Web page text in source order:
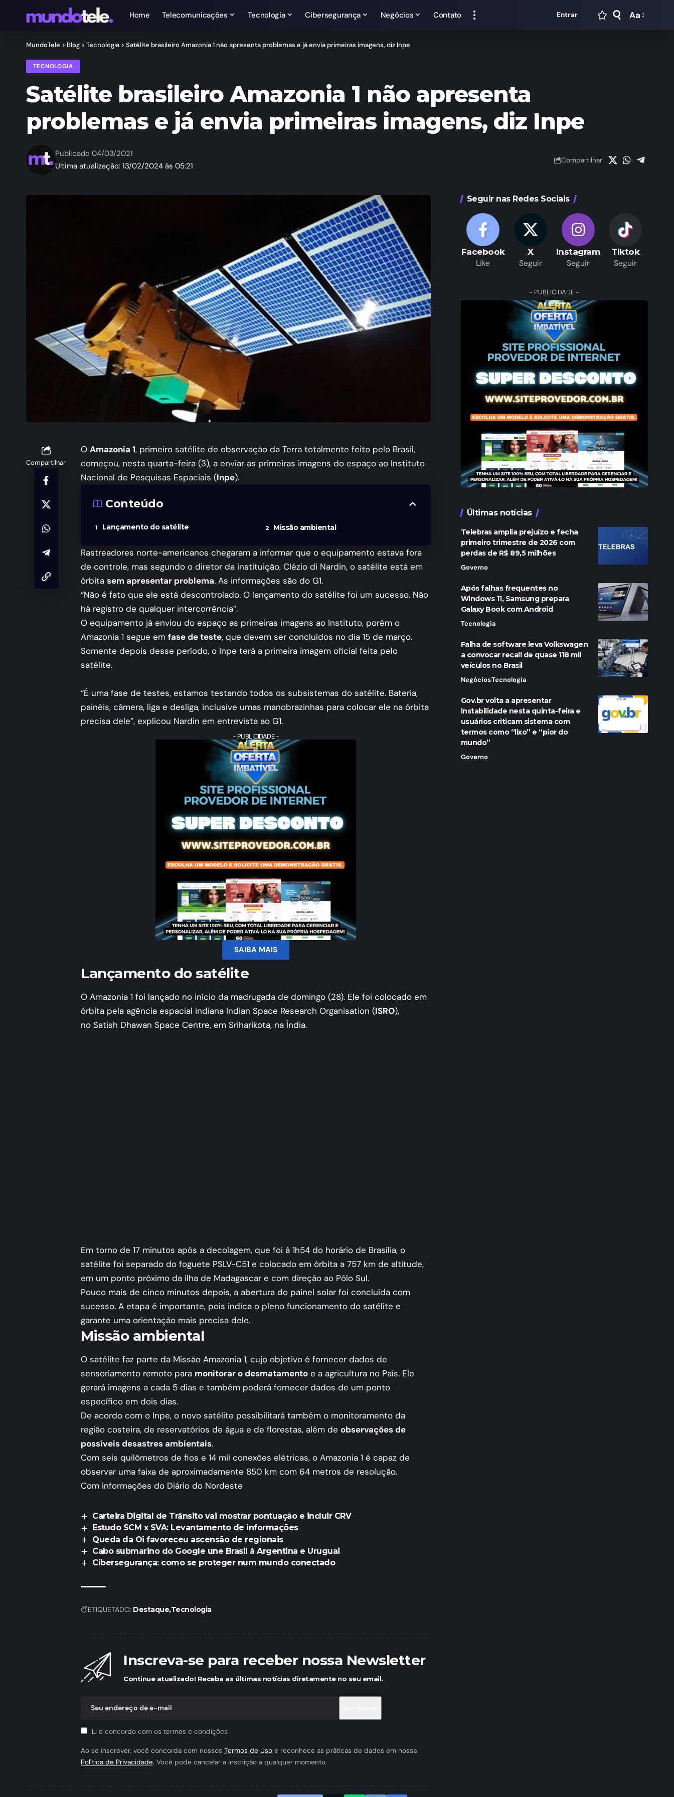
Home Telecomunicações Tecnologia Cibersegurança Negócios Contato Entrar Aa
MundoTele > Blog > Tecnologia > Satélite brasileiro Amazonia 1 não apresenta problemas e já envia primeiras imagens, diz Inpe
TECNOLOGIA
Satélite brasileiro Amazonia 1 não apresenta
problemas e já envia primeiras imagens, diz Inpe
Ultima atualização: 13/02/2024 às 05:21
Publicado 04/03/2021
Compartilhar
Compartilhar
O Amazonia 1, primeiro satélite de observação da Terra totalmente feito pelo Brasil,
começou, nesta quarta-feira (3), a enviar as primeiras imagens do espaço ao Instituto
Nacional de Pesquisas Espaciais (Inpe).
Conteúdo
Lançamento do satélite Missão ambiental
Rastreadores norte-americanos chegaram a informar que o equipamento estava fora
de controle, mas segundo o diretor da instituição, Clézio di Nardin, o satélite está em
órbita sem apresentar problema. As informações são do G1.
“Não é fato que ele está descontrolado. O lançamento do satélite foi um sucesso. Não
há registro de qualquer intercorrência”.
O equipamento já enviou do espaço as primeiras imagens ao Instituto, porém o
Amazonia 1 segue em fase de teste, que devem ser concluídos no dia 15 de março.
Somente depois desse período, o Inpe terá a primeira imagem oficial feita pelo
satélite.
“É uma fase de testes, estamos testando todos os subsistemas do satélite. Bateria,
painéis, câmera, liga e desliga, inclusive umas manobrazinhas para colocar ele na órbita
precisa dele”, explicou Nardin em entrevista ao G1.
- PUBLICIDADE -
SAIBA MAIS
Lançamento do satélite
O Amazonia 1 foi lançado no início da madrugada de domingo (28). Ele foi colocado em
órbita pela agência espacial indiana Indian Space Research Organisation (ISRO),
no Satish Dhawan Space Centre, em Sriharikota, na Índia.
Em torno de 17 minutos após a decolagem, que foi à 1h54 do horário de Brasília, o
satélite foi separado do foguete PSLV-C51 e colocado em órbita a 757 km de altitude,
em um ponto próximo da ilha de Madagascar e com direção ao Pólo Sul.
Pouco mais de cinco minutos depois, a abertura do painel solar foi concluída com
sucesso. A etapa é importante, pois indica o pleno funcionamento do satélite e
garante uma orientação mais precisa dele.
Missão ambiental
O satélite faz parte da Missão Amazonia 1, cujo objetivo é fornecer dados de
sensoriamento remoto para monitorar o desmatamento e a agricultura no País. Ele
gerará imagens a cada 5 dias e também poderá fornecer dados de um ponto
específico em dois dias.
De acordo com o Inpe, o novo satélite possibilitará também o monitoramento da
região costeira, de reservatórios de água e de florestas, além de observações de
possíveis desastres ambientais.
Com seis quilômetros de fios e 14 mil conexões elétricas, o Amazonia 1 é capaz de
observar uma faixa de aproximadamente 850 km com 64 metros de resolução.
Com informações do Diário do Nordeste
Carteira Digital de Trânsito vai mostrar pontuação e incluir CRV
Estudo SCM x SVA: Levantamento de informações
Queda da Oi favoreceu ascensão de regionais
Cabo submarino do Google une Brasil à Argentina e Uruguai
Cibersegurança: como se proteger num mundo conectado
ETIQUETADO: DestaqueTecnologia
Inscreva-se para receber nossa Newsletter
Continue atualizado! Receba as últimas notícias diretamente no seu email.
Li e concordo com os termos e condições
Ao se inscrever, você concorda com nossos Termos de Uso e reconhece as práticas de dados em nossa
Política de Privacidade. Você pode cancelar a inscrição a qualquer momento.
Seguir nas Redes Sociais
Facebook
Like
X
Seguir
Instagram
Seguir
Tiktok
Seguir
- PUBLICIDADE -
Últimas notícias
Telebras amplia prejuízo e fecha
primeiro trimestre de 2026 com
perdas de R$ 89,5 milhões
Governo
Após falhas frequentes no
Windows 11, Samsung prepara
Galaxy Book com Android
Tecnologia
Falha de software leva Volkswagen
a convocar recall de quase 118 mil
veículos no Brasil
NegóciosTecnologia
Gov.br volta a apresentar
instabilidade nesta quinta-feira e
usuários criticam sistema com
termos como “lixo” e “pior do
mundo”
Governo